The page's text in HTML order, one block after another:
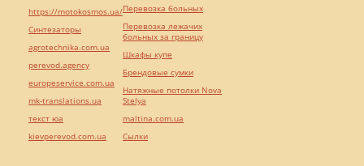
https://motokosmos.ua/
Синтезаторы
agrotechnika.com.ua
perevod.agency
europeservice.com.ua
mk-translations.ua
текст юа
kievperevod.com.ua
Перевозка больных
Перевозка лежачих
больных за границу
Шкафы купе
Брендовые сумки
Натяжные потолки Nova
Stelya
maltina.com.ua
Cылки